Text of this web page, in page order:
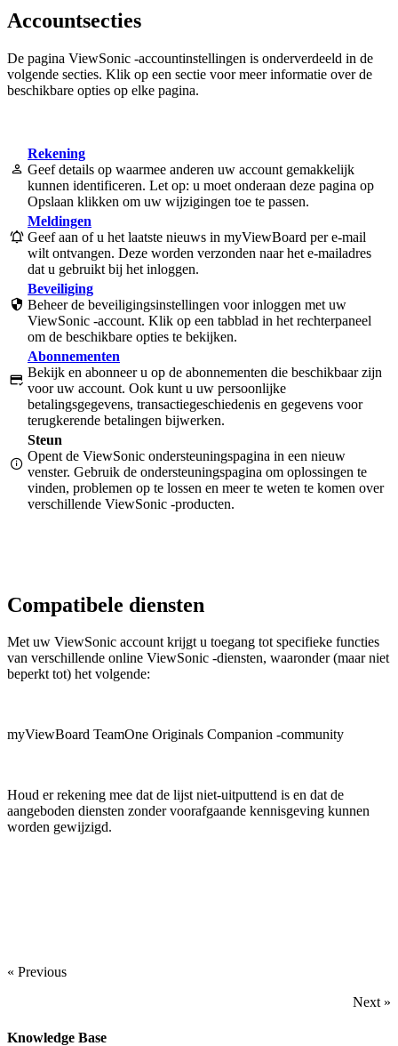
Accountsecties
De pagina ViewSonic -accountinstellingen is onderverdeeld in de
volgende secties. Klik op een sectie voor meer informatie over de
beschikbare opties op elke pagina.
Rekening
Geef details op waarmee anderen uw account gemakkelijk
kunnen identificeren. Let op: u moet onderaan deze pagina op
Opslaan klikken om uw wijzigingen toe te passen.
Meldingen
Geef aan of u het laatste nieuws in myViewBoard per e-mail
wilt ontvangen. Deze worden verzonden naar het e-mailadres
dat u gebruikt bij het inloggen.
Beveiliging
Beheer de beveiligingsinstellingen voor inloggen met uw
ViewSonic -account. Klik op een tabblad in het rechterpaneel
om de beschikbare opties te bekijken.
Abonnementen
Bekijk en abonneer u op de abonnementen die beschikbaar zijn
voor uw account. Ook kunt u uw persoonlijke
betalingsgegevens, transactiegeschiedenis en gegevens voor
terugkerende betalingen bijwerken.
Steun
Opent de ViewSonic ondersteuningspagina in een nieuw
venster. Gebruik de ondersteuningspagina om oplossingen te
vinden, problemen op te lossen en meer te weten te komen over
verschillende ViewSonic -producten.
Compatibele diensten
Met uw ViewSonic account krijgt u toegang tot specifieke functies
van verschillende online ViewSonic -diensten, waaronder (maar niet
beperkt tot) het volgende:
myViewBoard TeamOne Originals Companion -community
Houd er rekening mee dat de lijst niet-uitputtend is en dat de
aangeboden diensten zonder voorafgaande kennisgeving kunnen
worden gewijzigd.
« Previous
Next »
Knowledge Base